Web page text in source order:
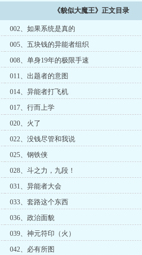
《貌似大魔王》正文目录
002、如果系统是真的
005、五块钱的异能者组织
008、单身19年的极限手速
011、出题者的意图
014、异能者打飞机
017、行而上学
020、火了
022、没钱尽管和我说
025、钢铁侠
028、斗之力，九段！
031、异能者大会
033、套路这个东西
036、政治面貌
039、神元符印（火）
042、必有所图